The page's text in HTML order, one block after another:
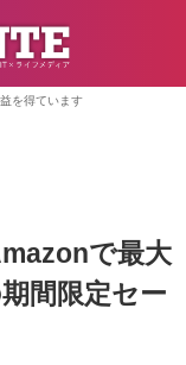
を得ています
で最大
間限定セー